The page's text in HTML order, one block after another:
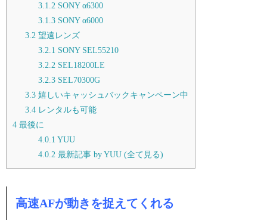
3.1.2SONY α6300
3.1.3SONY α6000
3.2 望遠レンズ
3.2.1 SONY SEL55210
3.2.2SEL18200LE
3.2.3SEL70300G
3.3 嬉しいキャッシュバックキャンペーン中
3.4 レンタルも可能
4 最後に
4.0.1 YUU
4.0.2最新記事 by YUU (全て見る)
高速AFが動きを捉えてくれる